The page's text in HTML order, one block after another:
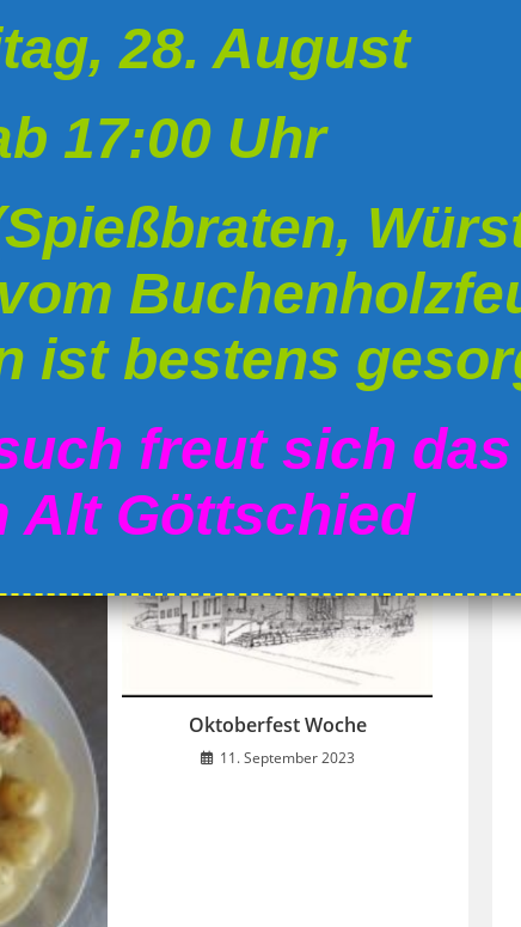
Oktoberfest Woche
11. September 2023
28. August
17:00 Uhr
ist bestens
freut sich das
Alt Göttschied